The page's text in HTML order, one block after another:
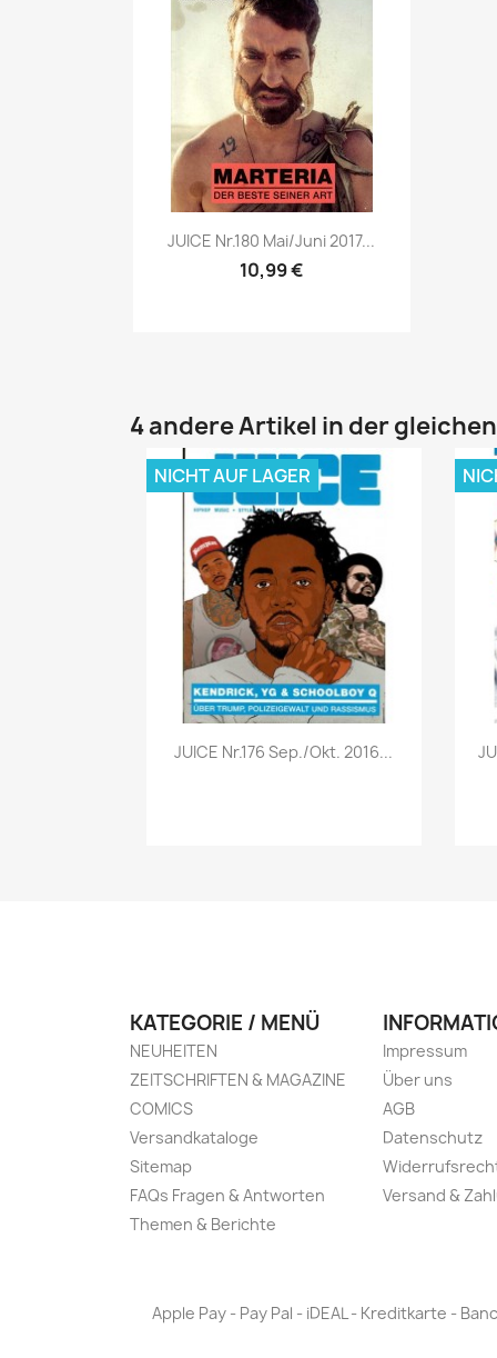
Vorschau
JUICE Nr.180 Mai/Juni 2017...
10,99 €
4 andere Artikel in der
Vorschau
JUICE Nr.176 Sep./Okt. 2016...
NICHT AUF LAGER
KATEGORIE / MENÜ
NEUHEITEN
ZEITSCHRIFTEN & MAGAZINE
COMICS
Versandkataloge
Sitemap
FAQs Fragen & Antworten
Themen & Berichte
Impressum
Über uns
AGB
Datenschutz
Versand &
Apple Pay - Pay Pal - iDEAL - Kreditkarte -